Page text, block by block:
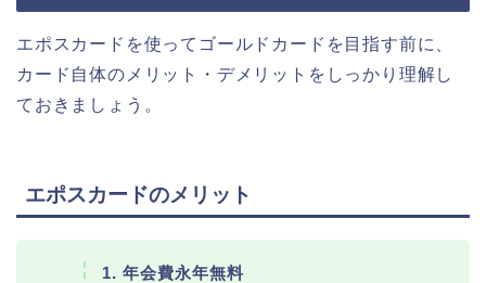
エポスカードを使ってゴールドカードを目指す前に、
カード自体のメリット・デメリットをしっかり理解し
ておきましょう。
エポスカードのメリット
1. 年会費永年無料